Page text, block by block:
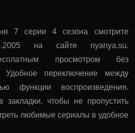
7 серии 4 сезона смотрите
на сайте nyanya.su.
просмотром без
Удобное переключение между
функции воспроизведения.
чтобы не пропустить
любимые сериалы в удобное